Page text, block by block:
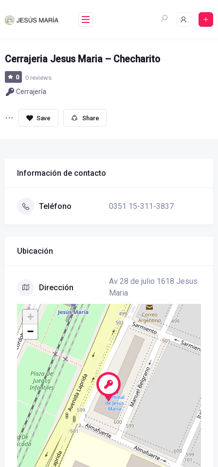
to
Cerrajeria Jesus Maria – Checharito
0 0 reviews
Cerrajería
Share
Información de contacto
Teléfono 0351 15-311-3837
Ubicación
Dirección
Av 28 de julio 1618 Jesus
Maria
+
−